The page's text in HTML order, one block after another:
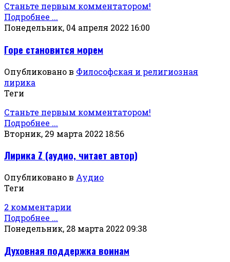
Станьте первым комментатором!
Подробнее ...
Понедельник, 04 апреля 2022 16:00
Горе становится морем
Опубликовано в Философская и религиозная
лирика
Теги
Станьте первым комментатором!
Подробнее ...
Вторник, 29 марта 2022 18:56
Лирика Z (аудио, читает автор)
Опубликовано в Аудио
Теги
2 комментарии
Подробнее ...
Понедельник, 28 марта 2022 09:38
Духовная поддержка воинам